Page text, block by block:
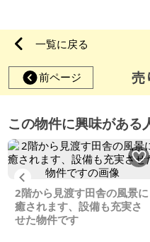
一覧に戻る
前ページ 売
この物件に興味がある
Previous
2階から見渡す田舎の風景に
癒されます、設備も充実さ
せた物件です